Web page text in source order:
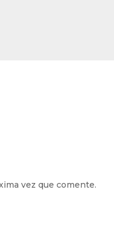
vez que comente.